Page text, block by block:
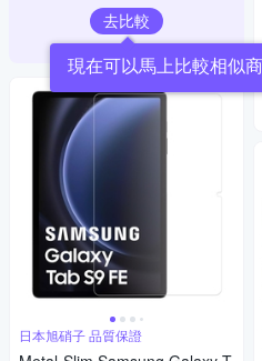
去比較
日本旭硝子 品質保證